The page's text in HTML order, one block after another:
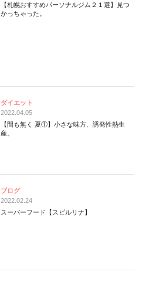
【札幌おすすめパーソナルジム２１選】見つ
かっちゃった。
ダイエット
2022.04.05
【間も無く 夏①】小さな味方、誘発性熱生
産。
ブログ
2022.02.24
スーパーフード【スピルリナ】